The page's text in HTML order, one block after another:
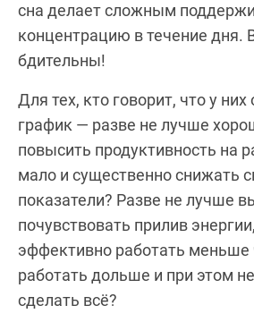
сна делает сложным
концентрацию в течение дня.
бдительны!
Для тех, кто говорит, что у
график — разве не лучше
повысить продуктивность на
мало и существенно снижать
показатели? Разве не лучше
почувствовать прилив
эффективно работать меньше
работать дольше и при этом
сделать всё?